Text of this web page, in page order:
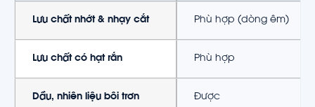
Lưu chất nhớt & nhạy cắt Phù hợp (dòng êm)
Lưu chất có hạt rắn Phù hợp
Dầu, nhiên liệu bôi trơn Được